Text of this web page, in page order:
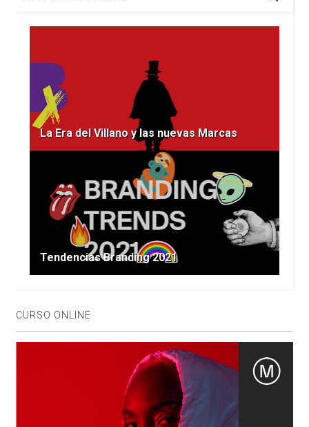
La Era del Villano y las nuevas Marcas
Tendencias Branding 2021
CURSO ONLINE